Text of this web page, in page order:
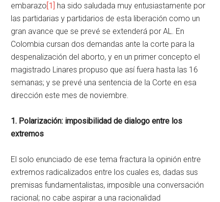
embarazo[1] ha sido saludada muy entusiastamente por
las partidarias y partidarios de esta liberación como un
gran avance que se prevé se extenderá por AL. En
Colombia cursan dos demandas ante la corte para la
despenalización del aborto, y en un primer concepto el
magistrado Linares propuso que así fuera hasta las 16
semanas; y se prevé una sentencia de la Corte en esa
dirección este mes de noviembre.
1. Polarización: imposibilidad de dialogo entre los
extremos
El solo enunciado de ese tema fractura la opinión entre
extremos radicalizados entre los cuales es, dadas sus
premisas fundamentalistas, imposible una conversación
racional; no cabe aspirar a una racionalidad